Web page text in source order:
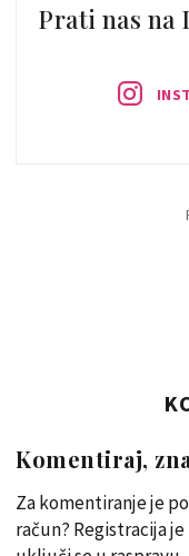
Prati nas na
Komentiraj,
Za komentiranje je
račun? Registracija